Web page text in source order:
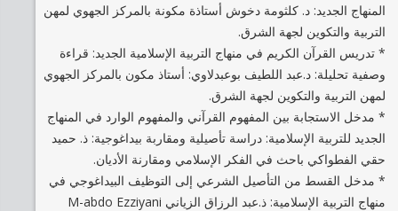
المنهاج الجديد: د. كلثومة دخوش أستاذة مكونة بالمركز الجهوي لمهن
التربية والتكوين لجهة الشرق.
* تدريس القرآن الكريم في منهاج التربية الإسلامية الجديد: قراءة
وصفية تحليلة: د.عبد اللطيف بوعبدلاوي: أستاذ مكون بالمركز الجهوي
لمهن التربية والتكوين لجهة الشرق.
* مدخل الاستجابة بين المفهوم القرآني والمفهوم الوارد في المنهاج
الجديد للتربية الإسلامية: دراسة تأصيلية ومقاربة بيداغوجية: ذ. حميد
حقي الفطواكي باحث في الفكر الإسلامي ومقارنة الأديان.
* مدخل القسط من التأصيل الشرعي إلى التوظيف البيداغوجي في
منهاج التربية الإسلامية: ذ.عبد الرزاق الزياني M-abdo Ezziyani